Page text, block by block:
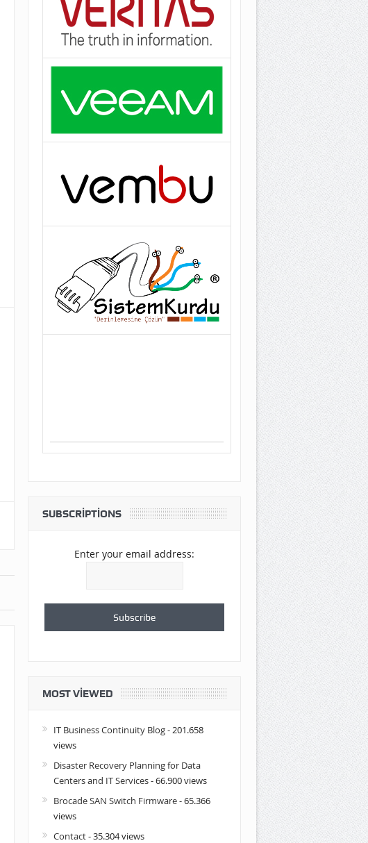
SUBSCRIPTIONS
Enter your email address:
MOST VIEWED
IT Business Continuity Blog- 201.658
views
Disaster Recovery Planning for Data
Centers and IT Services- 66.900 views
Brocade SAN Switch Firmware- 65.366
views
Contact- 35.304 views